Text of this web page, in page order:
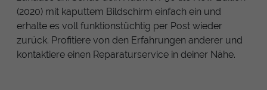
(2020) mit kaputtem Bildschirm einfach ein und
erhalte es voll funktionstüchtig per Post wieder
zurück. Profitiere von den Erfahrungen anderer und
kontaktiere einen Reparaturservice in deiner Nähe.